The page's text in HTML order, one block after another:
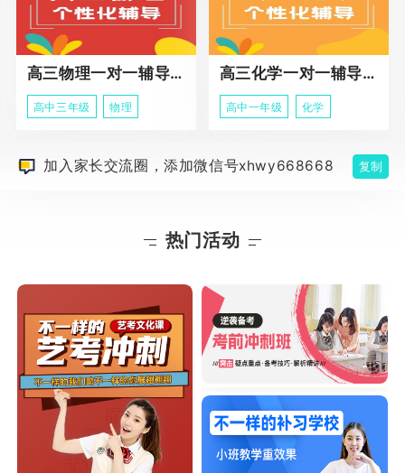
高三物理一对一辅导课程
高中三年级 物理
高三化学一对一辅导课程
高中一年级 化学
加入家长交流圈，添加微信号xhwy668668 复制
热门活动